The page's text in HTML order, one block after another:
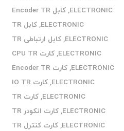
ELECTRONIC
,
کابل Encoder TR
ELECTRONIC
,
کابل TR
ELECTRONIC
,
کابل ارتباطی TR
ELECTRONIC
,
کارت CPU TR
ELECTRONIC
,
کارت Encoder TR
ELECTRONIC
,
کارت IO TR
ELECTRONIC
,
کارت TR
ELECTRONIC
,
کارت انکودر TR
ELECTRONIC
,
کارت کنترل TR